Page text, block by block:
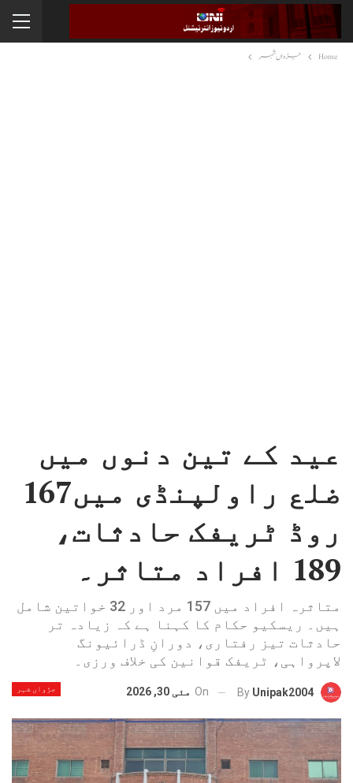
Home جڑواں شہر
عید کے تین دنوں میں
ضلع راولپنڈی میں167
روڈ ٹریفک حادثات،
189 افراد متاثر۔
متاثرہ افراد میں 157 مرد اور 32 خواتین شامل
ہیں۔ ریسکیو حکام کا کہنا ہے کہ زیادہ تر
حادثات تیز رفتاری، دورانِ ڈرائیونگ
لاپرواہی، ٹریفک قوانین کی خلاف ورزی۔
جڑواں شہر By Unipak2004
On مئی 30, 2026